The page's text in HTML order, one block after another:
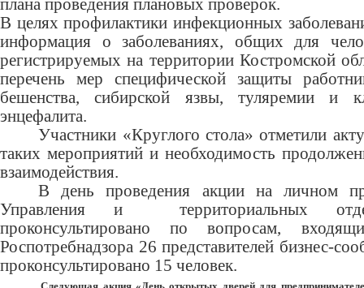
плана проведения плановых проверок.
В целях профилактики инфекционных
информация о заболеваниях, общих для
регистрируемых на территории Костромской
перечень мер специфической защиты
бешенства, сибирской язвы, туляремии и
энцефалита.
Участники «Круглого стола» отметили
таких мероприятий и необходимость
взаимодействия.
В день проведения акции на личном
Управления и территориальных
проконсультировано по вопросам,
Роспотребнадзора 26 представителей бизнес-
проконсультировано 15 человек.